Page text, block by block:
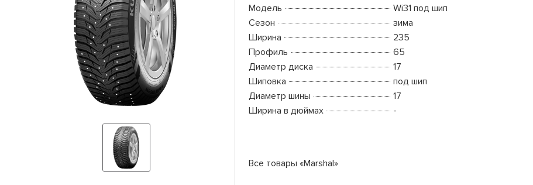
Модель
Wi31 под шип
Сезон
зима
Ширина
235
Профиль
65
Диаметр диска
17
Шиповка
под шип
Диаметр шины
17
Ширина в дюймах
-
Все товары «Marshal»